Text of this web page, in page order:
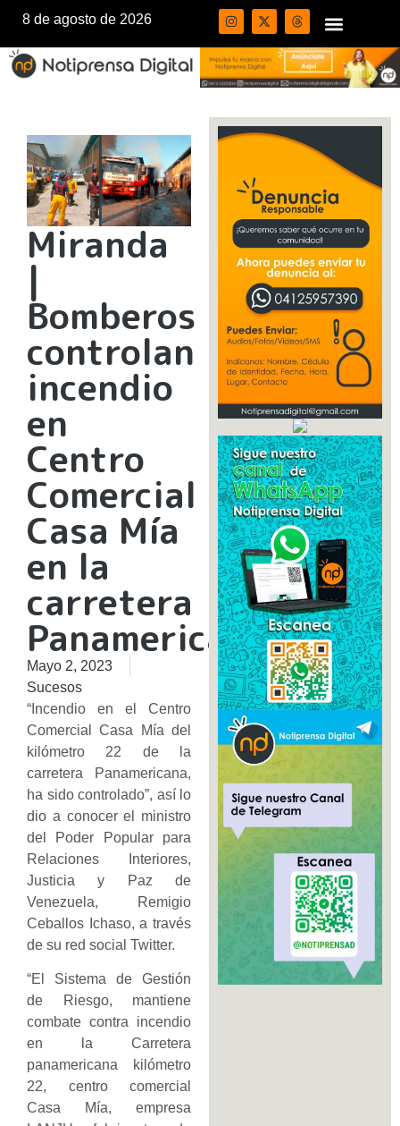
8 de agosto de 2026
Miranda
|
Bomberos
controlan
incendio
en
Centro
Comercial
Casa Mía
en la
carretera
Panamericana
Mayo 2, 2023
Sucesos
“Incendio en el Centro
Comercial Casa Mía del
kilómetro 22 de la
carretera Panamericana,
ha sido controlado”, así lo
dio a conocer el ministro
del Poder Popular para
Relaciones Interiores,
Justicia y Paz de
Venezuela, Remigio
Ceballos Ichaso, a través
de su red social Twitter.
“El Sistema de Gestión
de Riesgo, mantiene
combate contra incendio
en la Carretera
panamericana kilómetro
22, centro comercial
Casa Mía, empresa